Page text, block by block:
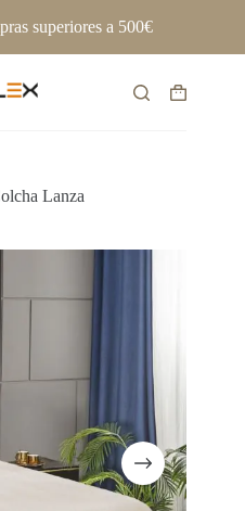
superiores a 500€
Carrinho
Lanza